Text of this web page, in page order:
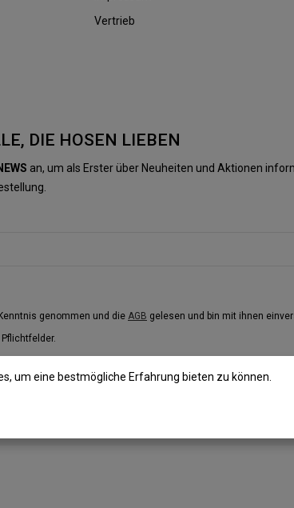
Vertrieb
DIE HOSEN LIEBEN
an, um als Erster über Neuheiten und Aktionen
genommen und die AGB gelesen und bin mit ihnen
um eine bestmögliche Erfahrung bieten zu können.